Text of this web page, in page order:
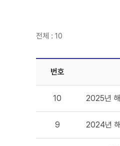
전체 : 10
번호
10 2025년
9 2024년